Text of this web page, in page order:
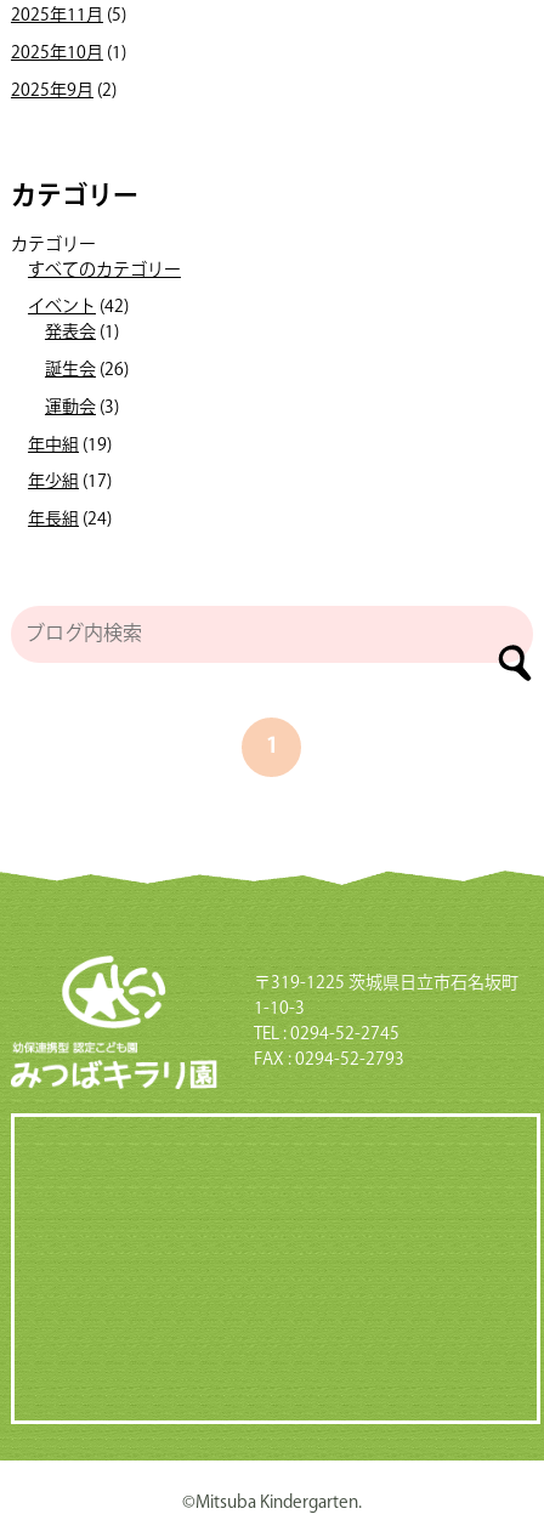
2025年11月(5)
2025年10月 (1)
2025年9月 (2)
カテゴリー
カテゴリー
すべてのカテゴリー
イベント(42)
発表会(1)
誕生会(26)
運動会(3)
年中組 (19)
年少組(17)
年長組(24)
1
〒319-1225 茨城県日立市石名坂町
1-10-3
TEL : 0294-52-2745
FAX : 0294-52-2793
©Mitsuba Kindergarten.